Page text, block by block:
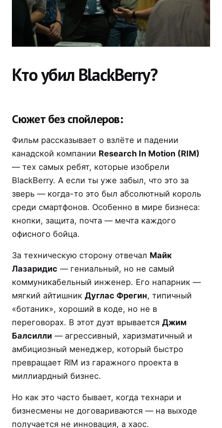
Кто убил BlackBerry?
Сюжет без спойлеров:
Фильм рассказывает о взлёте и падении
канадской компании Research In Motion (RIM)
— тех самых ребят, которые изобрели
BlackBerry. А если ты уже забыл, что это за
зверь — когда-то это был абсолютный король
среди смартфонов. Особенно в мире бизнеса:
кнопки, защита, почта — мечта каждого
офисного бойца.
За техническую сторону отвечал Майк
Лазаридис — гениальный, но не самый
коммуникабельный инженер. Его напарник —
мягкий айтишникДуглас Фрегин, типичный
«ботаник», хороший в коде, но не в
переговорах. В этот дуэт врываетсяДжим
Балсилли — агрессивный, харизматичный и
амбициозный менеджер, который быстро
превращает RIM из гаражного проекта в
миллиардный бизнес.
Но как это часто бывает, когда технари и
бизнесмены не договариваются — на выходе
получается не инновация, а хаос.